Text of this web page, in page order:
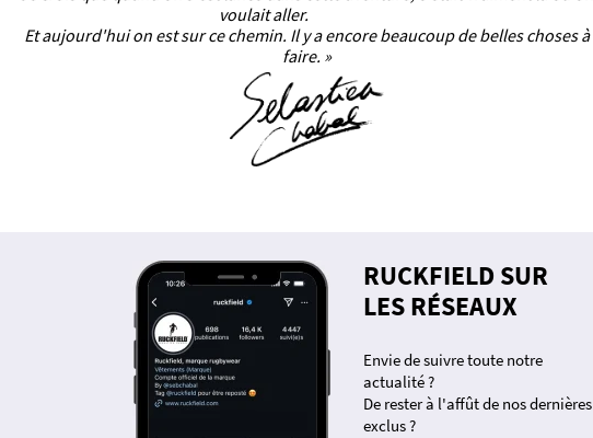
voulait aller.
Et aujourd'hui on est sur ce chemin. Il y a encore beaucoup de belles choses à
faire. »
RUCKFIELD SUR
LES RÉSEAUX
Envie de suivre toute notre
actualité ?
De rester à l'affût de nos dernières
exclus ?